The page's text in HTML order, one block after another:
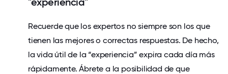
Recuerde que los expertos no siempre son los que
tienen las mejores o correctas respuestas. De hecho,
la vida útil de la “experiencia” expira cada día más
rápidamente. Ábrete a la posibilidad de que